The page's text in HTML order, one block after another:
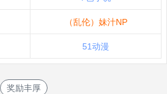
（乱伦）妹汁NP
51动漫
奖励丰厚